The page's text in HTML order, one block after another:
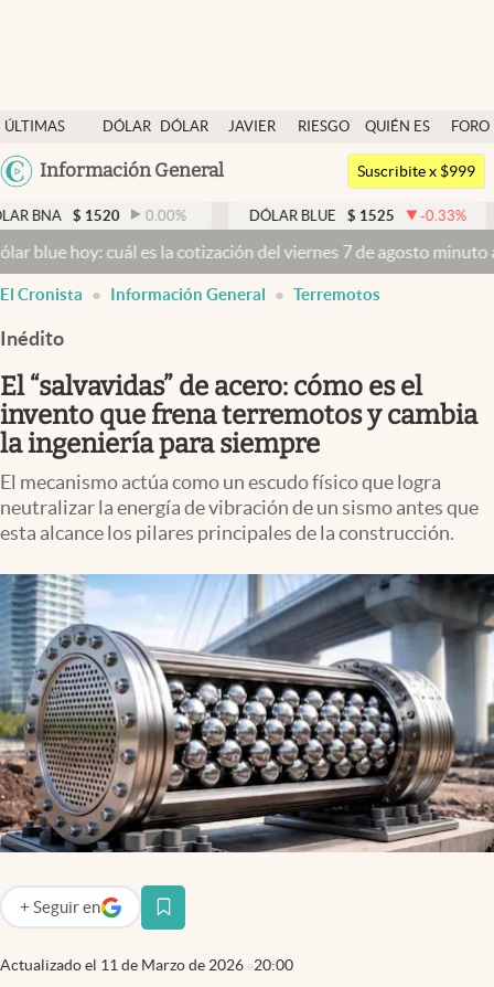
ÚLTIMAS
NOTICIAS
DÓLAR
DÓLAR
JAVIER
RIESGO
QUIÉN ES
QUIÉN
FORO
Argentina
México
Información General
Dólar
Members
Economía y Política
Finanzas y Mercados
Mercados Online
Negocios
Columnistas
Otras secciones
Apertura
Infotechnology
Clima
Mundial 2026
Eventos Corporativos
El Cronista Studio
Mediakit
abre en nueva pestaña
Argentina
Suscribite x $999
1520 0.00% DÓLAR BLUE $ 1525 -0.33% DÓLAR
cuál es la cotización del viernes 7 de agosto minuto a minuto
El Cronista Información General Terremotos
Inédito
El “salvavidas” de acero: cómo es el
invento que frena terremotos y cambia
la ingeniería para siempre
El mecanismo actúa como un escudo físico que logra
neutralizar la energía de vibración de un sismo antes que
esta alcance los pilares principales de la construcción.
Actualizado el 11 de Marzo de 2026 20:00
+ Seguir en
abre en nueva pestaña